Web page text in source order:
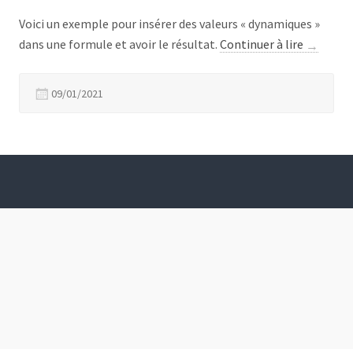
Voici un exemple pour insérer des valeurs « dynamiques »
dans une formule et avoir le résultat. Continuer à lire
«
→
09/01/2021